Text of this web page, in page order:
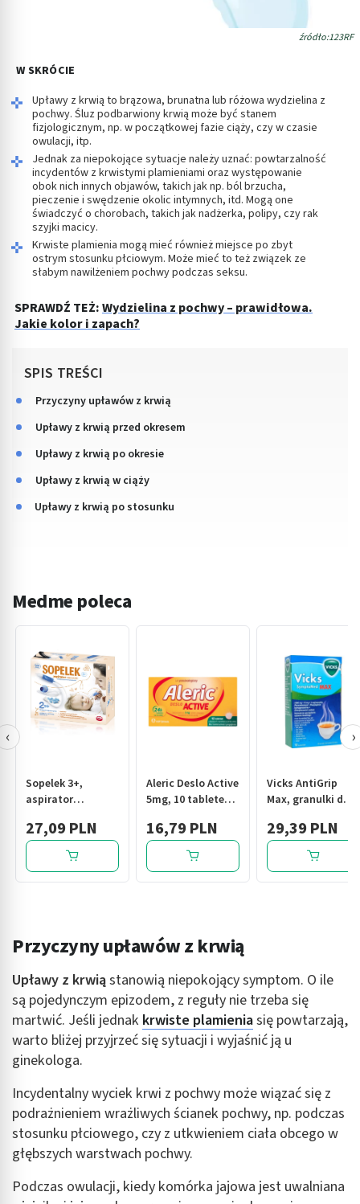
źródło:123RF
W SKRÓCIE
Upławy z krwią to brązowa, brunatna lub różowa wydzielina z
pochwy. Śluz podbarwiony krwią może być stanem
fizjologicznym, np. w początkowej fazie ciąży, czy w czasie
owulacji, itp.
Jednak za niepokojące sytuacje należy uznać: powtarzalność
incydentów z krwistymi plamieniami oraz występowanie
obok nich innych objawów, takich jak np. ból brzucha,
pieczenie i swędzenie okolic intymnych, itd. Mogą one
świadczyć o chorobach, takich jak nadżerka, polipy, czy rak
szyjki macicy.
Krwiste plamienia mogą mieć również miejsce po zbyt
ostrym stosunku płciowym. Może mieć to też związek ze
słabym nawilżeniem pochwy podczas seksu.
SPRAWDŹ TEŻ:Wydzielina z pochwy – prawidłowa.
Jakie kolor i zapach?
SPIS TREŚCI
Przyczyny upławów z krwią
Upławy z krwią przed okresem
Upławy z krwią po okresie
Upławy z krwią w ciąży
Upławy z krwią po stosunku
Medme poleca
Sopelek 3+,
aspirator
wydzielinę z nosa,
vaccum, 1 szt.
27,09 PLN
Aleric Deslo Active
5mg, 10 tabletek,
sienny
16,79 PLN
Vicks AntiGrip
Max, granulki do
roztworu
doustnego, 10
saszetek
29,39 PLN
‹ ›
Przyczyny upławów z krwią
Upławy z krwiąstanowią niepokojący symptom. O ile
są pojedynczym epizodem, z reguły nie trzeba się
martwić. Jeśli jednak krwiste plamieniasię powtarzają,
warto bliżej przyjrzeć się sytuacji i wyjaśnić ją u
ginekologa.
Incydentalny wyciek krwi z pochwy może wiązać się z
podrażnieniem wrażliwych ścianek pochwy, np. podczas
stosunku płciowego, czy z utkwieniem ciała obcego w
głębszych warstwach pochwy.
Podczas owulacji, kiedy komórka jajowa jest uwalniana